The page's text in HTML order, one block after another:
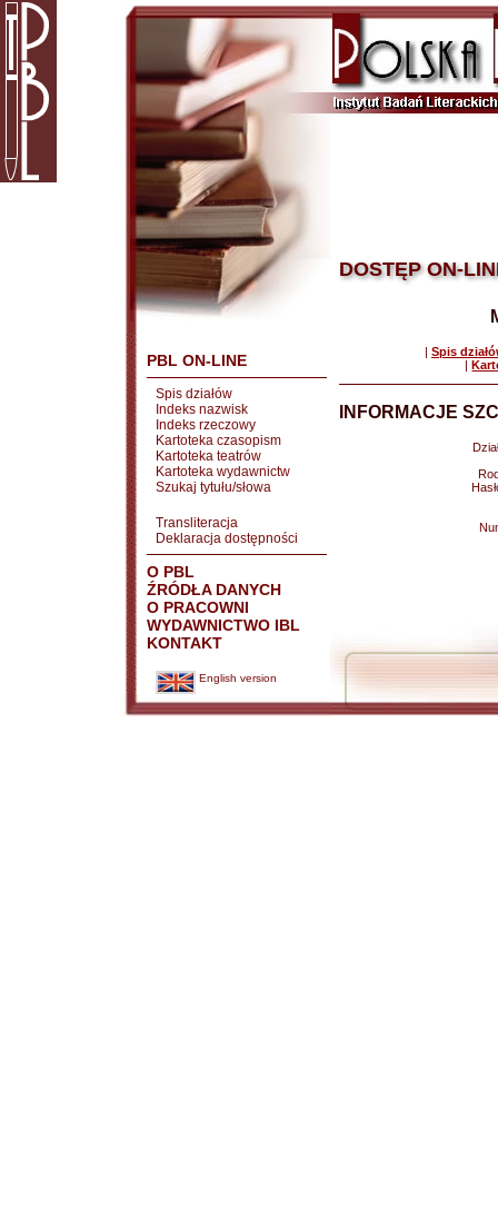
PBL ON-LINE
Spis działów
Indeks nazwisk
Indeks rzeczowy
Kartoteka czasopism
Kartoteka teatrów
Kartoteka wydawnictw
Szukaj tytułu/słowa
Transliteracja
Deklaracja dostępności
O PBL
ŹRÓDŁA DANYCH
O PRACOWNI
WYDAWNICTWO IBL
KONTAKT
English version
DOSTĘP ON-
| Spis
|
INFORMACJE